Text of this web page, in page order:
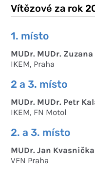
Vítězové za rok
1. místo
MUDr. MUDr.
IKEM, Praha
2 a 3. místo
MUDr. MUDr. Petr
IKEM, FN Motol
2. a 3. místo
MUDr. Jan Kvasnička
VFN Praha